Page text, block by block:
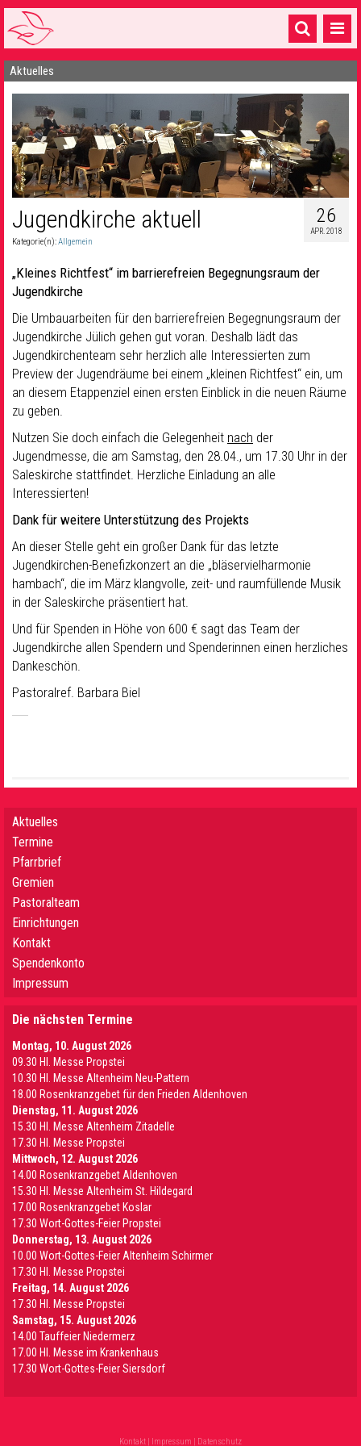
Startseite
1 Pfarrei
16 Gemeinden & mehr
Gottesdienste & Sinnsuche
Gemeinschaft & Soziales
Musik & Kultur
Seelsorge & Kontakt
Aktuelles
26
APR. 2018
Jugendkirche aktuell
Kategorie(n):Allgemein
„Kleines Richtfest“ im barrierefreien Begegnungsraum der
Jugendkirche
Die Umbauarbeiten für den barrierefreien Begegnungsraum der
Jugendkirche Jülich gehen gut voran. Deshalb lädt das
Jugendkirchenteam sehr herzlich alle Interessierten zum
Preview der Jugendräume bei einem „kleinen Richtfest“ ein, um
an diesem Etappenziel einen ersten Einblick in die neuen Räume
zu geben.
Nutzen Sie doch einfach die Gelegenheit nach der
Jugendmesse, die am Samstag, den 28.04., um 17.30 Uhr in der
Saleskirche stattfindet. Herzliche Einladung an alle
Interessierten!
Dank für weitere Unterstützung des Projekts
An dieser Stelle geht ein großer Dank für das letzte
Jugendkirchen-Benefizkonzert an die „bläservielharmonie
hambach“, die im März klangvolle, zeit- und raumfüllende Musik
in der Saleskirche präsentiert hat.
Und für Spenden in Höhe von 600 € sagt das Team der
Jugendkirche allen Spendern und Spenderinnen einen herzliches
Dankeschön.
Pastoralref. Barbara Biel
Aktuelles
Termine
Pfarrbrief
Gremien
Pastoralteam
Einrichtungen
Kontakt
Spendenkonto
Impressum
Die nächsten Termine
Montag, 10. August 2026
09.30 Hl. Messe Propstei
10.30 Hl. Messe Altenheim Neu-Pattern
18.00 Rosenkranzgebet für den Frieden Aldenhoven
Dienstag, 11. August 2026
15.30 Hl. Messe Altenheim Zitadelle
17.30 Hl. Messe Propstei
Mittwoch, 12. August 2026
14.00 Rosenkranzgebet Aldenhoven
15.30 Hl. Messe Altenheim St. Hildegard
17.00 Rosenkranzgebet Koslar
17.30 Wort-Gottes-Feier Propstei
Donnerstag, 13. August 2026
10.00 Wort-Gottes-Feier Altenheim Schirmer
17.30 Hl. Messe Propstei
Freitag, 14. August 2026
17.30 Hl. Messe Propstei
Samstag, 15. August 2026
14.00 Tauffeier Niedermerz
17.00 Hl. Messe im Krankenhaus
17.30 Wort-Gottes-Feier Siersdorf
Kontakt Impressum Datenschutz